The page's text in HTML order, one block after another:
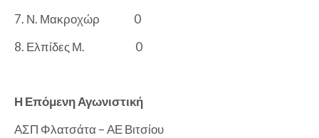
7. Ν. Μακροχώρ
0
8. Ελπίδες Μ.
0
Η Επόμενη Αγωνιστική
ΑΣΠ Φλατσάτα – ΑΕ Βιτσίου